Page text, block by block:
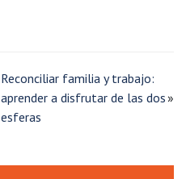
Reconciliar familia y trabajo:
aprender a disfrutar de las dos
esferas
»